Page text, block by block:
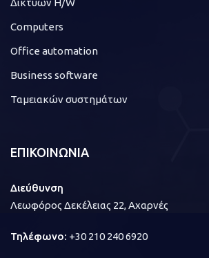
Computers
Office automation
Business software
Ταμειακών συστημάτων
ΕΠΙΚΟΙΝΩΝΙΑ
Διεύθυνση
Λεωφόρος Δεκέλειας 22, Αχαρνές
Τηλέφωνο: +30 210 240 6920